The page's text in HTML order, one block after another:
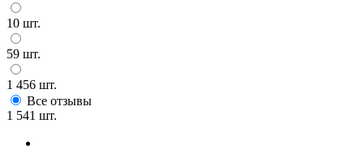
10 шт.
59 шт.
1 456 шт.
Все отзывы
1 541 шт.